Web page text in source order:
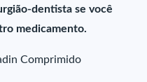
dentista se você
medicamento.
Comprimido